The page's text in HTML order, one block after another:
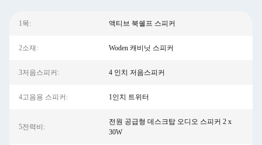
1목: 액티브 북쉘프 스피커
2소재: Woden 캐비닛 스피커
3저음스피커: 4 인치 저음스피커
4고음용 스피커: 1인치 트위터
5전력비:
전원 공급형 데스크탑 오디오 스피커 2 x
30W